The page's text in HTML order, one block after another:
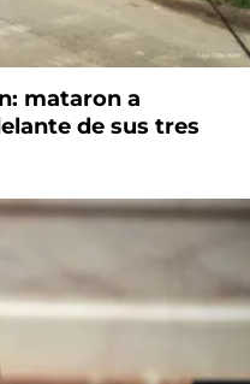
mataron a
de sus tres